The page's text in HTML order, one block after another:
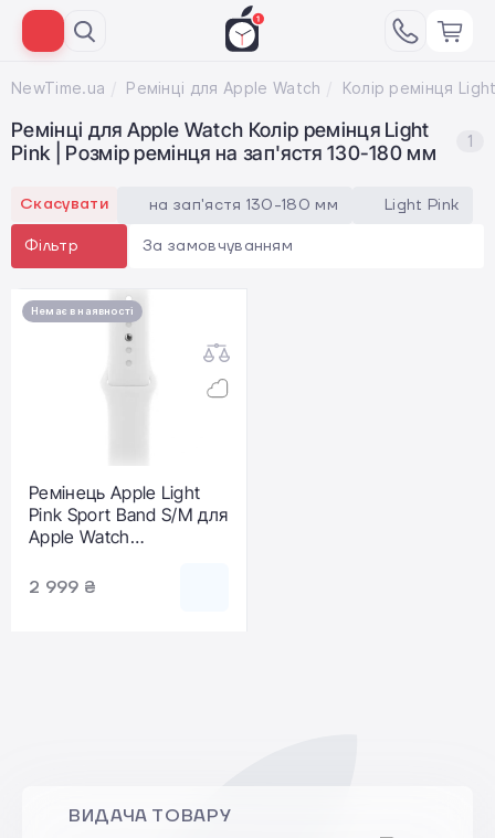
NewTime.ua Ремінці для Apple Watch
Ремінці для Apple Watch Колір ремінця Light
Pink | Розмір ремінця на зап'ястя 130-180 мм
1
Скасувати на зап'ястя 130-180 мм Light Pink
Фільтр За замовчуванням
Немає в наявності
Ремінець Apple Light
Pink Sport Band S/M для
Apple Watch
(MT2Y3)
2 999 ₴
ВИДАЧА ТОВАРУ